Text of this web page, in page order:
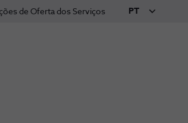
de Oferta dos Serviços PT